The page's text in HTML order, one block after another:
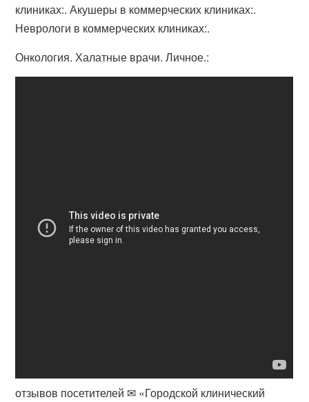
клиниках:. Акушеры в коммерческих клиниках:.
Неврологи в коммерческих клиниках:.
Онкология. Халатные врачи. Личное.:
отзывов посетителей ✉ «Городской клинический